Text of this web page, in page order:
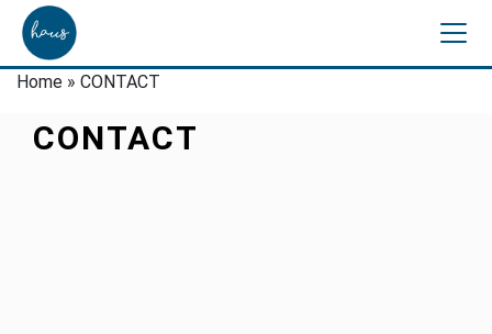
Home » CONTACT
CONTACT